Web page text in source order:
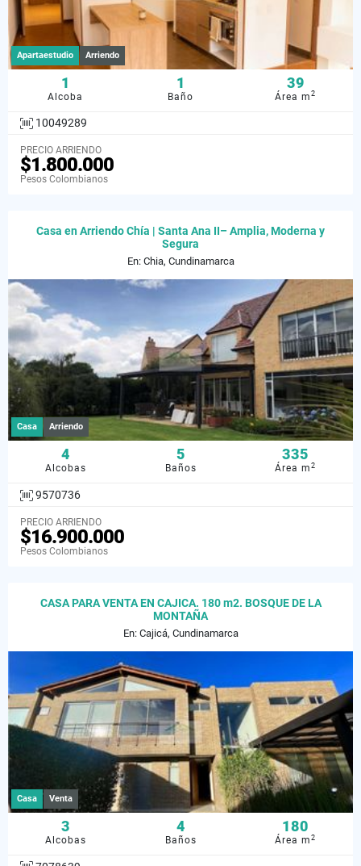
Apartaestudio Arriendo
1
Alcoba
1
Baño
39
Área m2
10049289
PRECIO ARRIENDO
$1.800.000
Pesos Colombianos
Casa en Arriendo Chía | Santa Ana II– Amplia, Moderna y
Segura
En: Chia, Cundinamarca
Casa Arriendo
4
Alcobas
5
Baños
335
Área m2
9570736
PRECIO ARRIENDO
$16.900.000
Pesos Colombianos
CASA PARA VENTA EN CAJICA. 180 m2. BOSQUE DE LA
MONTAÑA
En: Cajicá, Cundinamarca
Casa Venta
3
Alcobas
4
Baños
180
Área m2